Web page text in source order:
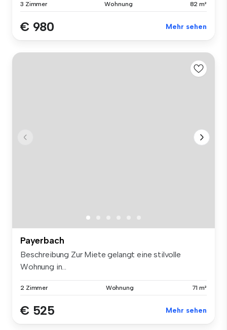
3 Zimmer Wohnung 82 m²
€ 980 Mehr sehen
Payerbach
Beschreibung Zur Miete gelangt eine stilvolle
Wohnung in...
2 Zimmer Wohnung 71 m²
€ 525 Mehr sehen